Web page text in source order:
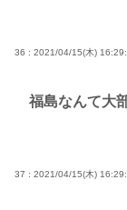
36 : 2021/04/15(木)
福島なんて大
37 : 2021/04/15(木)